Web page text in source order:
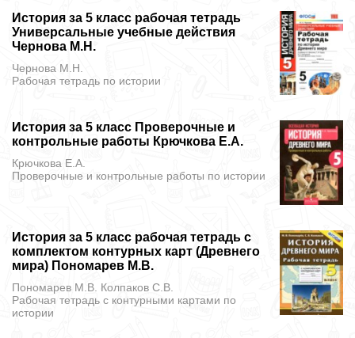
История за 5 класс рабочая тетрадь
Универсальные учебные действия
Чернова М.Н.
Чернова М.Н.
Рабочая тетрадь по истории
История за 5 класс Проверочные и
контрольные работы Крючкова Е.А.
Крючкова Е.А.
Проверочные и контрольные работы по истории
История за 5 класс рабочая тетрадь с
комплектом контурных карт (Древнего
мира) Пономарев М.В.
Пономарев М.В. Колпаков С.В.
Рабочая тетрадь с контурными картами по
истории